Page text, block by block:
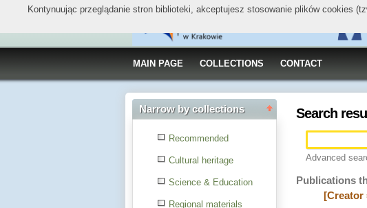
MAIN PAGE COLLECTIONS CONTACT
Narrow by collections
Recommended
Cultural heritage
Science & Education
Regional materials
Search
Advanced
Publications
[Creator
Kontynuując przeglądanie stron biblioteki, akceptujesz stosowanie plików cookies